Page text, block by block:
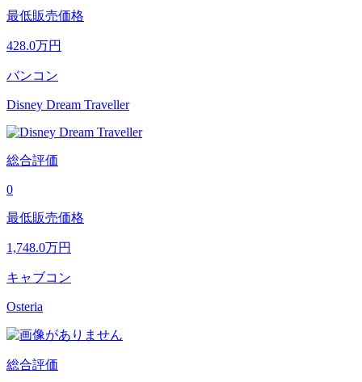
最低販売価格
428.0万円
バンコン
Disney Dream Traveller
総合評価
0
最低販売価格
1,748.0万円
キャブコン
Osteria
総合評価